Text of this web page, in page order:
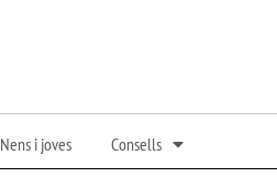
Nens i joves Consells